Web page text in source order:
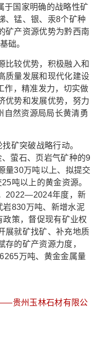
于国家明确的战略性矿
、锰、银、汞8个矿种
矿产资源优势为黔西南
础。
较优势，积极融入和
质量发展和现代化建设
作，精准发力，切实做
优势和发展优势，努力
自然资源局局长黄清勇
矿突破战略行动。
萤石、页岩气矿种的9
量30万吨以上、拟提交
吨以上的黄金资源。
2022—2024年度，新
830万吨、新增水泥
策，督促现有矿业权
展就矿找矿、补充地质
的矿产资源力度，
万吨、黄金金属量
贵州玉林石材有限公